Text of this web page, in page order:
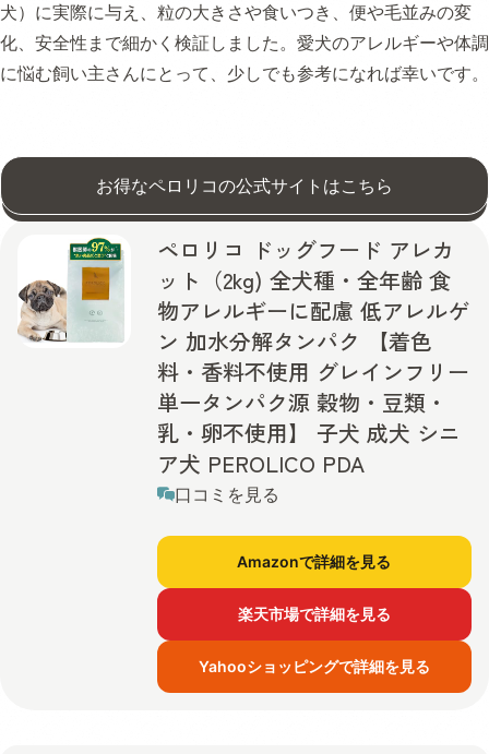
犬）に実際に与え、粒の大きさや食いつき、便や毛並みの変
化、安全性まで細かく検証しました。愛犬のアレルギーや体調
に悩む飼い主さんにとって、少しでも参考になれば幸いです。
お得なペロリコの公式サイトはこちら
ペロリコ ドッグフード アレカ
ット（2kg) 全犬種・全年齢 食
物アレルギーに配慮 低アレルゲ
ン 加水分解タンパク 【着色
料・香料不使用 グレインフリー
単一タンパク源 穀物・豆類・
乳・卵不使用】 子犬 成犬 シニ
ア犬 PEROLICO PDA
口コミを見る
Amazonで詳細を見る
楽天市場で詳細を見る
Yahooショッピングで詳細を見る